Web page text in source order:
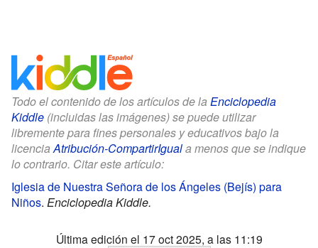
Todo el contenido de los artículos de la Enciclopedia
Kiddle (incluidas las imágenes) se puede utilizar
libremente para fines personales y educativos bajo la
licenciaAtribución-CompartirIguala menos que se indique
lo contrario. Citar este artículo:
Iglesia de Nuestra Señora de los Ángeles (Bejís) para
Niños. Enciclopedia Kiddle.
Última edición el 17 oct 2025, a las 11:19